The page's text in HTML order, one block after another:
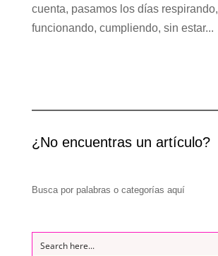
cuenta, pasamos los días respirando,
funcionando, cumpliendo, sin estar...
¿No encuentras un artículo?
Busca por palabras o categorías aquí